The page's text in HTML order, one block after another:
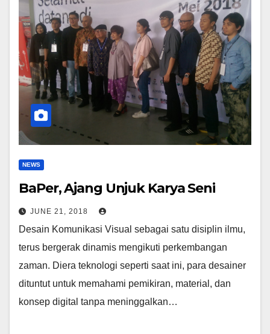
NEWS
BaPer, Ajang Unjuk Karya Seni
JUNE 21, 2018
Desain Komunikasi Visual sebagai satu disiplin ilmu,
terus bergerak dinamis mengikuti perkembangan
zaman. Diera teknologi seperti saat ini, para desainer
dituntut untuk memahami pemikiran, material, dan
konsep digital tanpa meninggalkan…